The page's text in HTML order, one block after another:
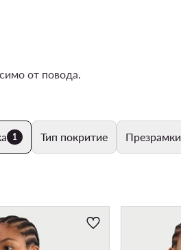
от повода.
1 Тип покритие Презрамки